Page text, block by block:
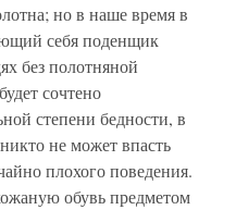
но в наше время в
себя поденщик
без полотняной
сочтено
степени бедности, в
не может впасть
плохого поведения.
обувь предметом